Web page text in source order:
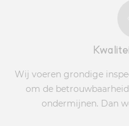
Wij voeren grondige
om de
ondermijnen. Dan